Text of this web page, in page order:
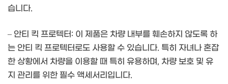
습니다.
– 안티 킥 프로텍터: 이 제품은 차량 내부를 훼손하지 않도록 하
는 안티 킥 프로텍터로도 사용할 수 있습니다. 특히 자녀나 혼잡
한 상황에서 차량을 이용할 때 특히 유용하며, 차량 보호 및 유
지 관리를 위한 필수 액세서리입니다.